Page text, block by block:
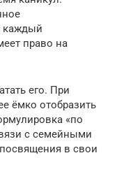
каждый
право на
его. При
ёмко отобразить
«по
с семейными
в свои